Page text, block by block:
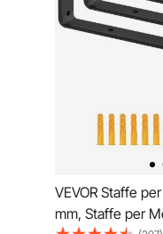
VEVOR Staffe
mm, Staffe per